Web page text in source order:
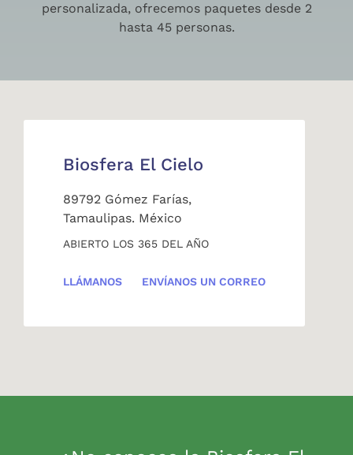
personalizada, ofrecemos paquetes desde 2
hasta 45 personas.
Biosfera El Cielo
89792 Gómez Farías,
Tamaulipas. México
ABIERTO LOS 365 DEL AÑO
LLÁMANOS ENVÍANOS UN CORREO